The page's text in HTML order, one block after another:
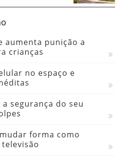
aumenta punição a
crianças
no espaço e
segurança do seu
forma como